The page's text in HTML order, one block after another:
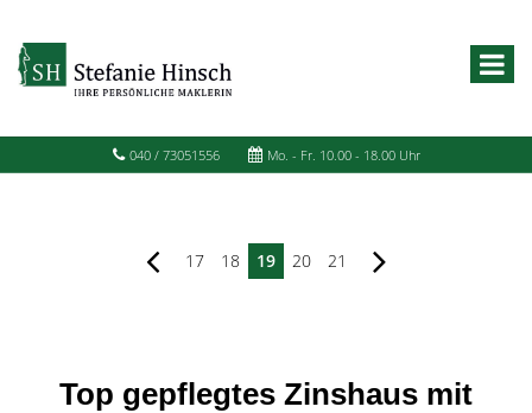
040 / 73051556 Mo. - Fr. 10.00 - 18.00 Uhr
17 18 19 20 21
Top gepflegtes Zinshaus mit